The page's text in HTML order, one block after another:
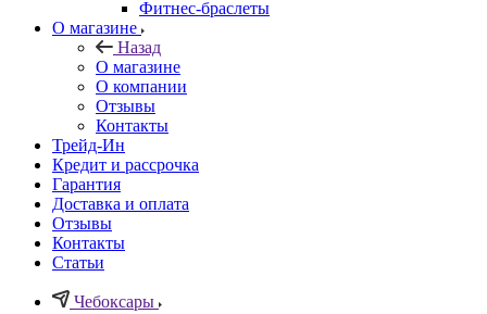
Фитнес-браслеты
О магазине
Назад
О магазине
О компании
Отзывы
Контакты
Трейд-Ин
Кредит и рассрочка
Гарантия
Доставка и оплата
Отзывы
Контакты
Статьи
Чебоксары